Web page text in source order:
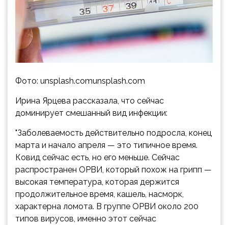
Фото: unsplash.comunsplash.com
Ирина Ярцева рассказала, что сейчас
доминирует смешанный вид инфекции:
"Заболеваемость действительно подросла, конец
марта и начало апреля — это типичное время.
Ковид сейчас есть, но его меньше. Сейчас
распространен ОРВИ, который похож на грипп —
высокая температура, которая держится
продолжительное время, кашель, насморк,
характерна ломота. В группе ОРВИ около 200
типов вирусов, именно этот сейчас